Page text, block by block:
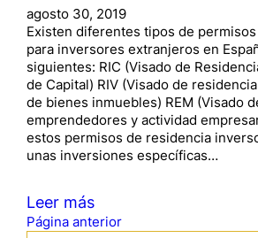
agosto 30, 2019
Existen diferentes tipos de
para inversores extranjeros en
siguientes: RIC (Visado de
de Capital) RIV (Visado de
de bienes inmuebles) REM (Visado
emprendedores y actividad
estos permisos de residencia
unas inversiones específicas…
Leer más
Página anterior